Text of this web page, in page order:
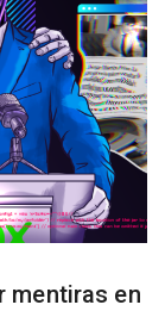
mentiras en